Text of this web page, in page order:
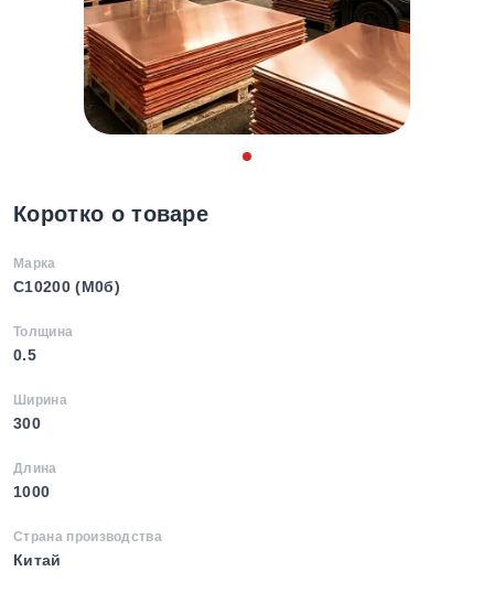
Коротко о товаре
Марка
C10200 (М0б)
Толщина
0.5
Ширина
300
Длина
1000
Страна производства
Китай